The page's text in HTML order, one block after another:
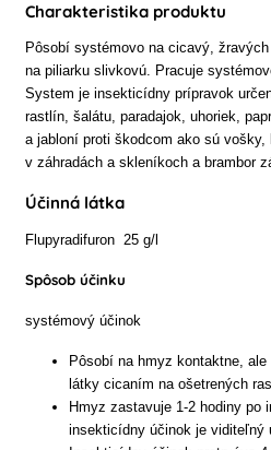
Charakteristika produktu
Pôsobí systémovo na cicavý,
na piliarku slivkovú. Pracuje
System je insekticídny prípravok
rastlín, šalátu, paradajok, uhoriek,
a jabloní proti škodcom ako sú
v záhradách a skleníkoch a brambor
Účinná látka
Flupyradifuron 25 g/l
Spôsob účinku
systémový účinok
Pôsobí na hmyz kontaktne,
látky cicaním na ošetrených
Hmyz zastavuje 1-2 hodiny po
insekticídny účinok je viditeľný